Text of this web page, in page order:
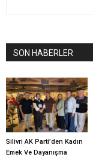
SON HABERLER
Silivri AK Parti’den Kadın
Emek Ve Dayanışma